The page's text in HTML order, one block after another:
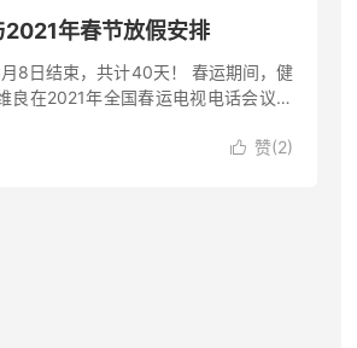
年春节放假安排
8日结束，共计40天！ 春运期间，健
良在2021年全国春运电视电话会议上
 赞(2)